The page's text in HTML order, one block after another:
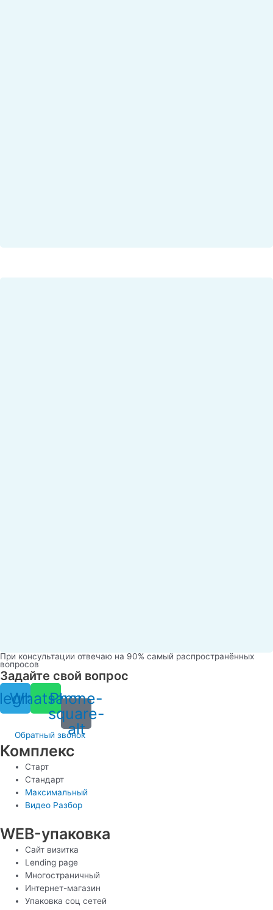
При консультации отвечаю на 90% самый распространённых
вопросов
Задайте свой вопрос
Whatsapp
Phone-
square-
alt
Обратный звонок
Комплекс
Старт
Стандарт
Максимальный
Видео Разбор
WEB-упаковка
Сайт визитка
Lending page
Многостраничный
Интернет-магазин
Упаковка соц сетей